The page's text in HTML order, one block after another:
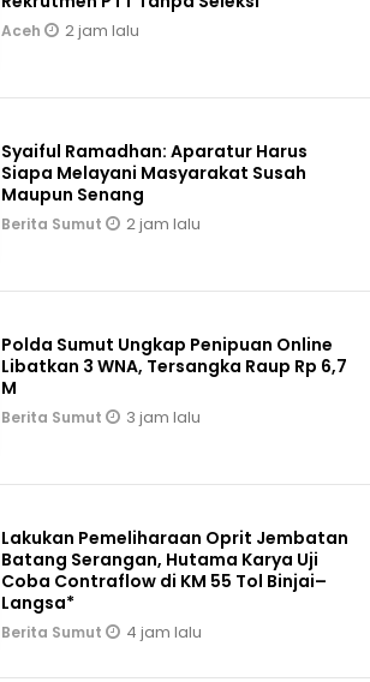
Aceh 2 jam lalu
Syaiful Ramadhan: Aparatur Harus
Siapa Melayani Masyarakat Susah
Maupun Senang
Berita Sumut 2 jam lalu
Polda Sumut Ungkap Penipuan Online
Libatkan 3 WNA, Tersangka Raup Rp 6,7
M
Berita Sumut 3 jam lalu
Lakukan Pemeliharaan Oprit Jembatan
Batang Serangan, Hutama Karya Uji
Coba Contraflow di KM 55 Tol Binjai–
Langsa*
Berita Sumut 4 jam lalu